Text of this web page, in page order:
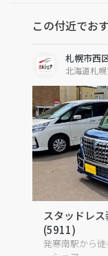
この付近でお
札幌市西
北海道札
スタッドレ
(5911)
発寒南駅から